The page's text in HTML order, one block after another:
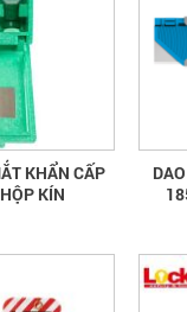
KHẨN CẤP
KÍN